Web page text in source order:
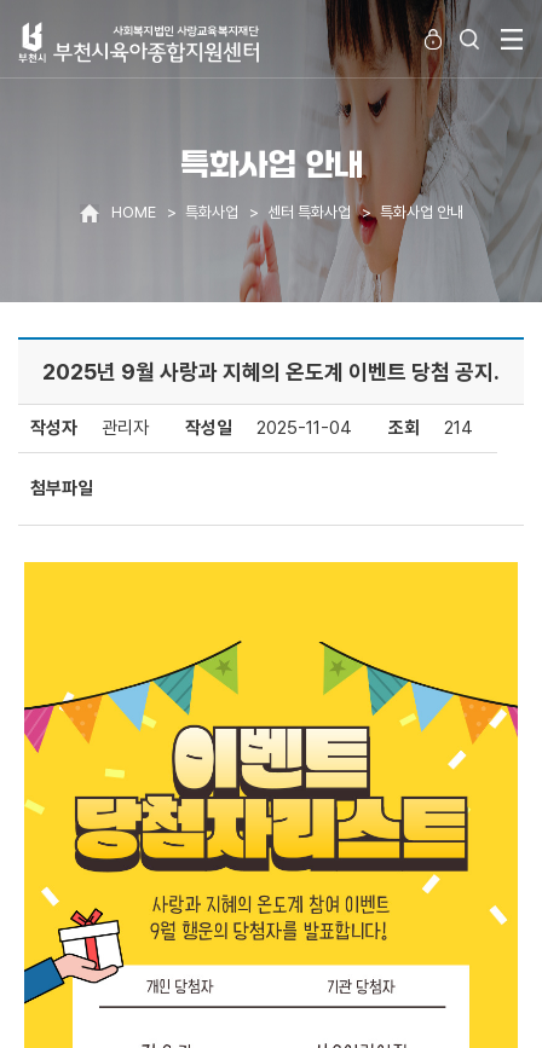
특화사업 안내
HOME 특화사업 센터 특화사업 특화사업 안내
2025년 9월 사랑과 지혜의 온도계 이벤트 당첨 공지.
작성자 관리자 작성일 2025-11-04 조회 214
첨부파일